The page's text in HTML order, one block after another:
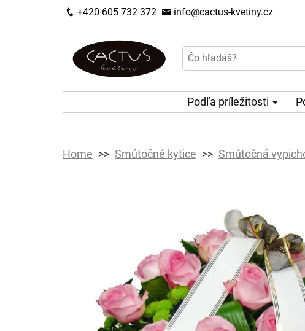
+420 605 732 372 info@cactus-kvetiny.cz
Podľa príležitosti
Home Smútočné kytice Smútočná